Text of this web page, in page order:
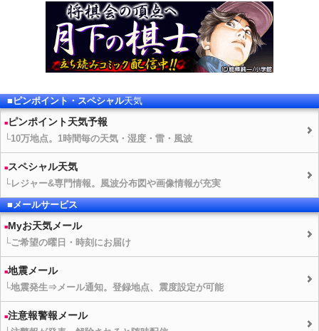
■ピンポイント・スペシャル天気
ピンポイント天気予報
└10万地点。1時間毎の天気 ・湿度・雷・風波
スペシャル天気
└レジャー&専門情報。風波分布図や画像情報が充実
■メールサービス
Myお天気メール
└ご希望の曜日・時刻にお届け
地震メール
└地震発生⇒メール通知。登録地点、震度設定が可能
注意報警報メール